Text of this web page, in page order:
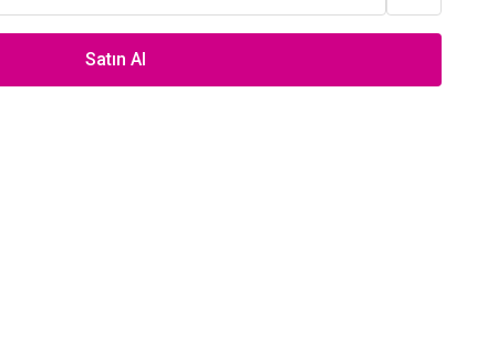
Satın Al